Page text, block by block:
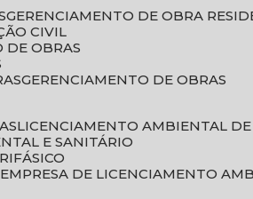
GERENCIAMENTO DE OBRA
CIVIL
DE OBRAS
GERENCIAMENTO DE OBRAS
LICENCIAMENTO AMBIENTAL
E SANITÁRIO
EMPRESA DE LICENCIAMENTO